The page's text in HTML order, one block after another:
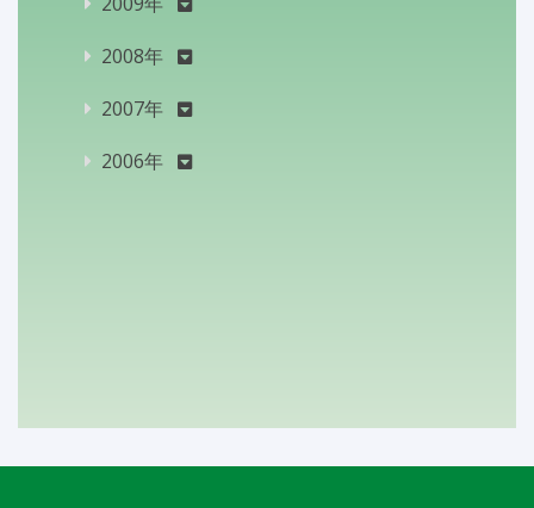
2008年
2007年
2006年